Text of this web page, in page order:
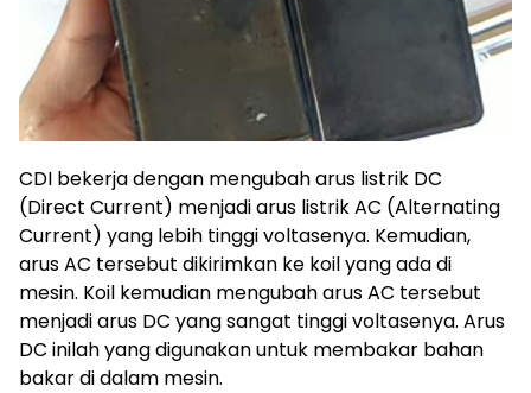
CDI bekerja dengan mengubah arus listrik DC
(Direct Current) menjadi arus listrik AC (Alternating
Current) yang lebih tinggi voltasenya. Kemudian,
arus AC tersebut dikirimkan ke koil yang ada di
mesin. Koil kemudian mengubah arus AC tersebut
menjadi arus DC yang sangat tinggi voltasenya. Arus
DC inilah yang digunakan untuk membakar bahan
bakar di dalam mesin.